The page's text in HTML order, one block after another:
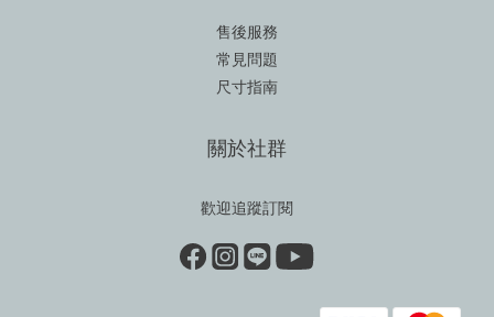
售後服務
常見問題
尺寸指南
關於社群
歡迎追蹤訂閱